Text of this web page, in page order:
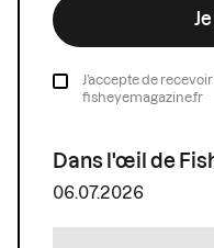
J’accepte de
fisheyemagazine.fr
Dans l'œil de
06.07.2026